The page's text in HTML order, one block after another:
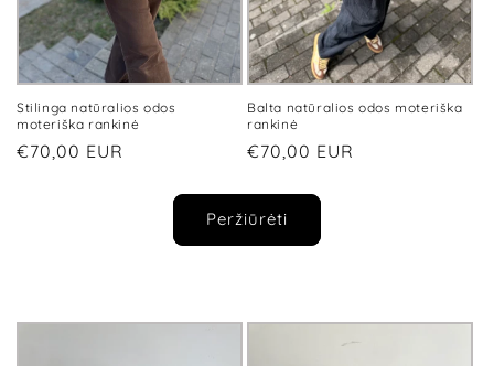
Stilinga natūralios odos
moteriška rankinė
Įprasta
€70,00 EUR
Balta natūralios odos moteriška
rankinė
Įprasta
€70,00 EUR
Peržiūrėti